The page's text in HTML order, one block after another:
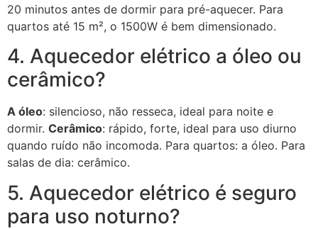
20 minutos antes de dormir para pré-aquecer. Para
quartos até 15 m², o 1500W é bem dimensionado.
4. Aquecedor elétrico a óleo ou
cerâmico?
A óleo: silencioso, não resseca, ideal para noite e
dormir. Cerâmico: rápido, forte, ideal para uso diurno
quando ruído não incomoda. Para quartos: a óleo. Para
salas de dia: cerâmico.
5. Aquecedor elétrico é seguro
para uso noturno?